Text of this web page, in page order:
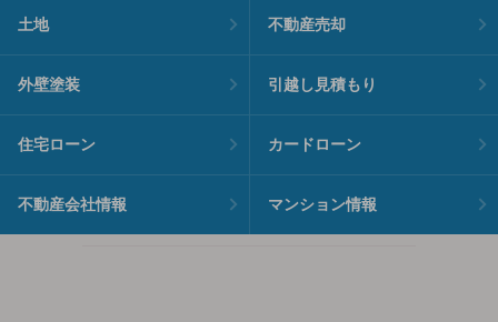
土地 不動産売却
外壁塗装 引越し見積もり
住宅ローン カードローン
不動産会社情報 マンション情報